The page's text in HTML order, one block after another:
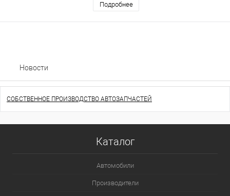
Подробнее
Новости
СОБСТВЕННОЕ ПРОИЗВОДСТВО АВТОЗАПЧАСТЕЙ
Каталог
Автомобили
Производители